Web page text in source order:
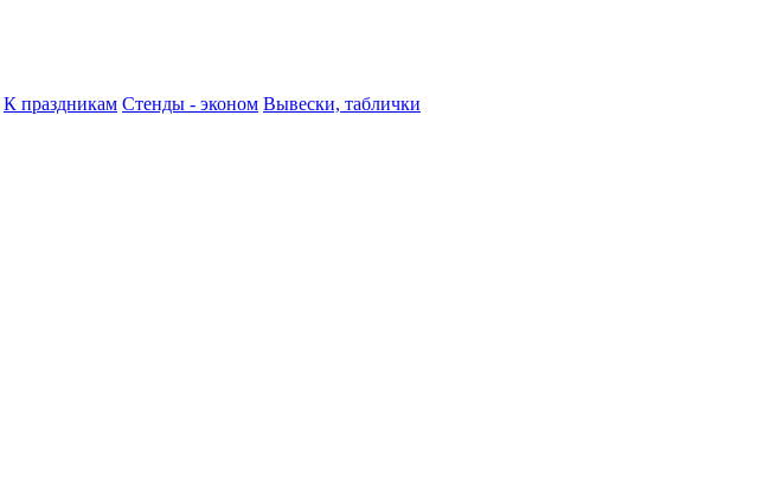
К праздникам Стенды - эконом Вывески, таблички